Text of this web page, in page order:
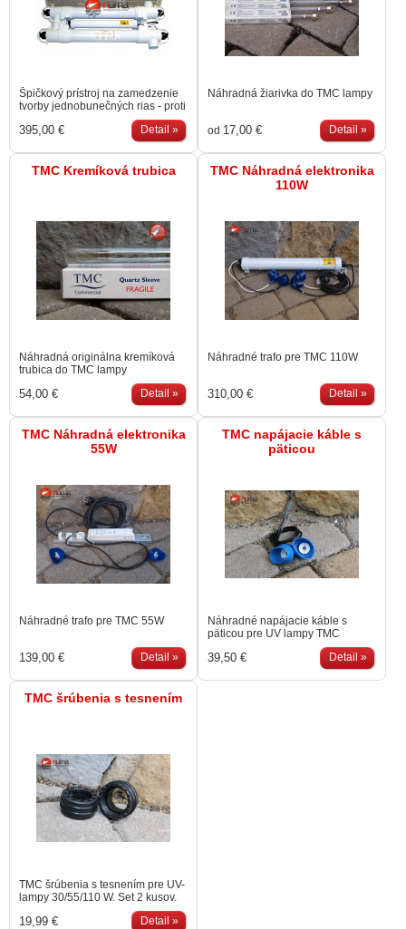
Rýchlo čistí zelenú vodu!
UV účinnosť je 1,5 krát vyššia
Výsledné hydroxylové…
Špičkový prístroj na zamedzenie
tvorby jednobunečných rias - proti
"zelenej" vode. Eliminuje
mikroorganizmy a baktérie vo
vode. Vhodné pre väčšie jazierka
a kúpacie bio bazény. Obsahuje
dve prepojené 90-centimetrové
Odporúčame výkon 5W na 1m3
jazierka. Na dosiahnutie
optimálneho účinku by objem
jazierka mal každé 2-3hodiny
prejsť cez UV-lampu a to 24hodín
denne. Vypnite UV-lampu v…
395,00 € Detail »
Náhradná žiarivka do TMC lampy
od 17,00 € Detail »
TMC Kremíková trubica
Náhradná originálna kremíková
trubica do TMC lampy
30/55/110W. Posielame len
kuriérom!
54,00 € Detail »
TMC Náhradná elektronika
110W
Náhradné trafo pre TMC 110W
310,00 € Detail »
TMC Náhradná elektronika
55W
Náhradné trafo pre TMC 55W
139,00 € Detail »
TMC napájacie káble s
päticou
Náhradné napájacie káble s
päticou pre UV lampy TMC
110/55/30 W. Set 2 kusov
39,50 € Detail »
TMC šrúbenia s tesnením
TMC šrúbenia s tesnením pre UV-
lampy 30/55/110 W. Set 2 kusov.
19,99 € Detail »